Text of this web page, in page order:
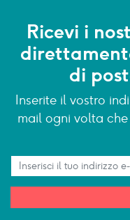
Ricevi i
di
Inserite il vostro
mail ogni volta